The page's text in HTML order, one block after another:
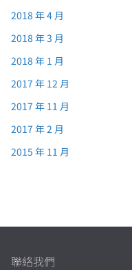
2018 年 4 月
2018 年 3 月
2018 年 1 月
2017 年 12 月
2017 年 11 月
2017 年 2 月
2015 年 11 月
聯絡我們